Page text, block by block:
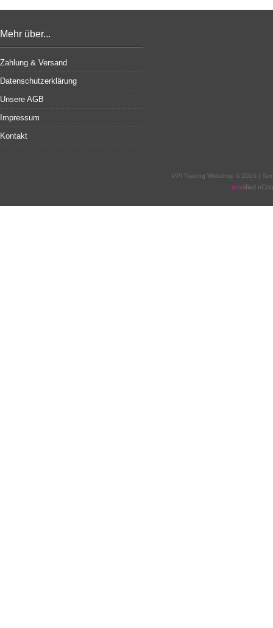
Mehr über...
Zahlung & Versand
Datenschutzerklärung
Unsere AGB
Impressum
Kontakt
PPI Trading Webshop © 2026 |
modified